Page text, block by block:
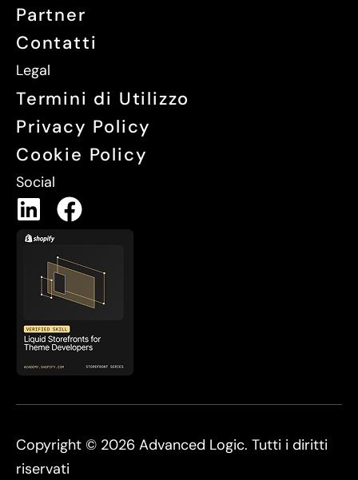
Partner
Contatti
Legal
Termini di Utilizzo
Privacy Policy
Cookie Policy
Social
Copyright © 2026 Advanced Logic. Tutti i diritti
riservati